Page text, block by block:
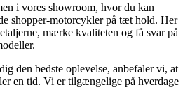
i vores showroom, hvor du kan
shopper-motorcykler på tæt hold. Her
mærke kvaliteten og få svar på
den bedste oplevelse, anbefaler vi, at
en tid. Vi er tilgængelige på hverdage